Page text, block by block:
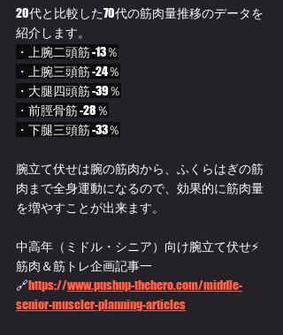
20代と比較した70代の筋肉量推移のデータを
紹介します。
・上腕二頭筋 -13％
・上腕三頭筋 -24％
・大腿四頭筋 -39％
・前脛骨筋 -28％
・下腿三頭筋 -33％
腕立て伏せは腕の筋肉から、ふくらはぎの筋
肉まで全身運動になるので、効果的に筋肉量
を増やすことが出来ます。
中高年（ミドル・シニア）向け腕立て伏せ⚡
筋肉＆筋トレ企画記事一
🔗https://www.pushup-thehero.com/middle-
senior-muscler-planning-articles